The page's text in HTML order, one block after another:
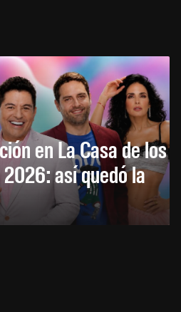
en La Casa de los
así quedó la